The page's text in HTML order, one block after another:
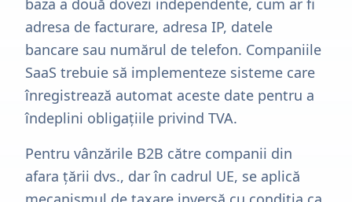
baza a două dovezi independente, cum ar fi
adresa de facturare, adresa IP, datele
bancare sau numărul de telefon. Companiile
SaaS trebuie să implementeze sisteme care
înregistrează automat aceste date pentru a
îndeplini obligațiile privind TVA.
Pentru vânzările B2B către companii din
afara țării dvs., dar în cadrul UE, se aplică